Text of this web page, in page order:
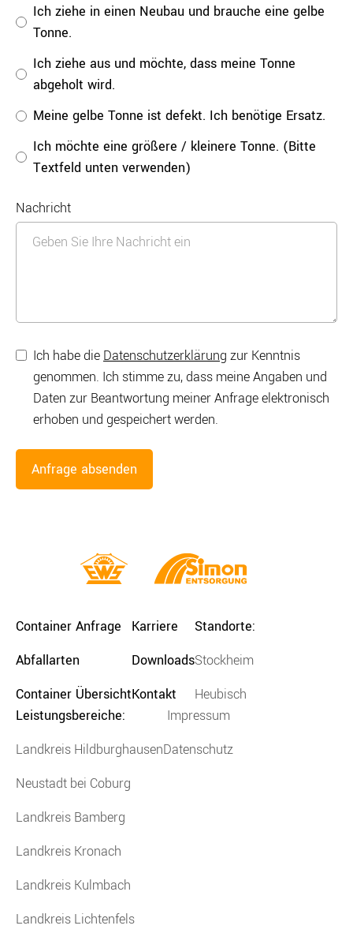
Ich ziehe in einen Neubau und brauche eine gelbe
Tonne.
Ich ziehe aus und möchte, dass meine Tonne
abgeholt wird.
Meine gelbe Tonne ist defekt. Ich benötige Ersatz.
Ich möchte eine größere / kleinere Tonne. (Bitte
Textfeld unten verwenden)
Nachricht
Ich habe die Datenschutzerklärung zur Kenntnis
genommen. Ich stimme zu, dass meine Angaben und
Daten zur Beantwortung meiner Anfrage elektronisch
erhoben und gespeichert werden.
Container Anfrage
Abfallarten
Container Übersicht
Karriere
Downloads
Kontakt
Standorte:
Stockheim
Heubisch
Leistungsbereiche:
Landkreis Hildburghausen
Neustadt bei Coburg
Landkreis Bamberg
Landkreis Kronach
Landkreis Kulmbach
Landkreis Lichtenfels
Impressum
Datenschutz